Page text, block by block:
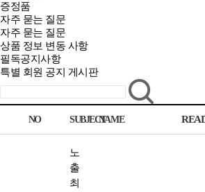
증정품
자주 묻는 질문
자주 묻는 질문
상품 정보 변동 사항
필독공지사항
특별 회원 공지 게시판
NO SUBJECTNAME
노
출
최